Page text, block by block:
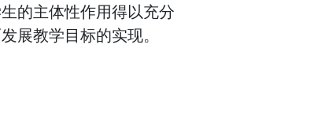
的主体性作用得以充分
展教学目标的实现。